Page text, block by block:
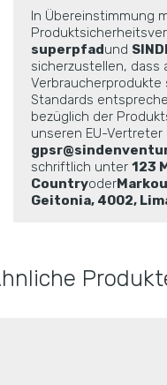
In Übereinstimmung
superpfadund
sicherzustellen, dass
Verbraucherprodukte
Standards
bezüglich der
unseren EU-
schriftlich unter 123
Countryoder
Geitonia, 4002,